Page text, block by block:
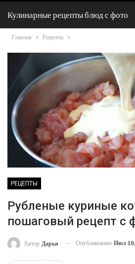
Кулинарные рецепты блюд с фото
Главная Рецепты
РЕЦЕПТЫ
Рубленые куриные
пошаговый рецепт с
Автор Дарья Опубликовано Июл